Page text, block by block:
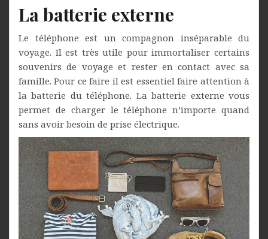
La batterie externe
Le téléphone est un compagnon inséparable du
voyage. Il est très utile pour immortaliser certains
souvenirs de voyage et rester en contact avec sa
famille. Pour ce faire il est essentiel faire attention à
la batterie du téléphone. La batterie externe vous
permet de charger le téléphone n’importe quand
sans avoir besoin de prise électrique.